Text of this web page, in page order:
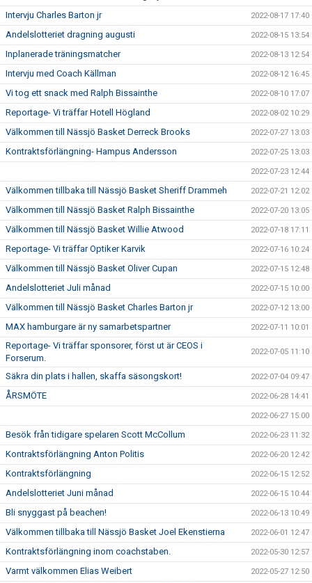
Intervju Charles Barton jr 2022-08-17 17:40
Andelslotteriet dragning augusti 2022-08-15 13:54
Inplanerade träningsmatcher 2022-08-13 12:54
Intervju med Coach Källman 2022-08-12 16:45
Vi tog ett snack med Ralph Bissainthe 2022-08-10 17:07
Reportage- Vi träffar Hotell Högland 2022-08-02 10:29
Välkommen till Nässjö Basket Derreck Brooks 2022-07-27 13:03
Kontraktsförlängning- Hampus Andersson 2022-07-25 13:03
2022-07-23 12:44
Välkommen tillbaka till Nässjö Basket Sheriff Drammeh 2022-07-21 12:02
Välkommen till Nässjö Basket Ralph Bissainthe 2022-07-20 13:05
Välkommen till Nässjö Basket Willie Atwood 2022-07-18 17:11
Reportage- Vi träffar Optiker Karvik 2022-07-16 10:24
Välkommen till Nässjö Basket Oliver Cupan 2022-07-15 12:48
Andelslotteriet Juli månad 2022-07-15 10:00
Välkommen till Nässjö Basket Charles Barton jr 2022-07-12 13:00
MAX hamburgare är ny samarbetspartner 2022-07-11 10:01
Reportage- Vi träffar sponsorer, först ut är CEOS i
Forserum.
2022-07-05 11:10
Säkra din plats i hallen, skaffa säsongskort! 2022-07-04 09:47
ÅRSMÖTE 2022-06-28 14:41
2022-06-27 15:00
Besök från tidigare spelaren Scott McCollum 2022-06-23 11:32
Kontraktsförlängning Anton Politis 2022-06-20 12:42
Kontraktsförlängning 2022-06-15 12:52
Andelslotteriet Juni månad 2022-06-15 10:44
Bli snyggast på beachen! 2022-06-13 10:49
Välkommen tillbaka till Nässjö Basket Joel Ekenstierna 2022-06-01 12:47
Kontraktsförlängning inom coachstaben. 2022-05-30 12:57
Varmt välkommen Elias Weibert 2022-05-27 12:50